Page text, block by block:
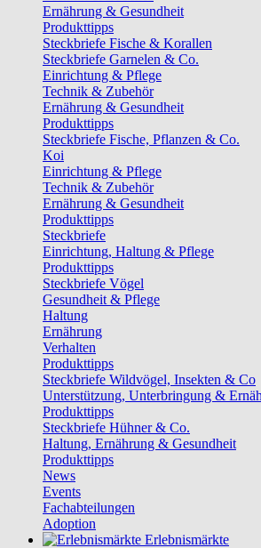
Ernährung & Gesundheit
Produkttipps
Steckbriefe Fische & Korallen
Steckbriefe Garnelen & Co.
Einrichtung & Pflege
Technik & Zubehör
Ernährung & Gesundheit
Produkttipps
Steckbriefe Fische, Pflanzen & Co.
Koi
Einrichtung & Pflege
Technik & Zubehör
Ernährung & Gesundheit
Produkttipps
Steckbriefe
Einrichtung, Haltung & Pflege
Produkttipps
Steckbriefe Vögel
Gesundheit & Pflege
Haltung
Ernährung
Verhalten
Produkttipps
Steckbriefe Wildvögel, Insekten & Co
Unterstützung, Unterbringung &
Produkttipps
Steckbriefe Hühner & Co.
Haltung, Ernährung & Gesundheit
Produkttipps
News
Events
Fachabteilungen
Adoption
Erlebnismärkte